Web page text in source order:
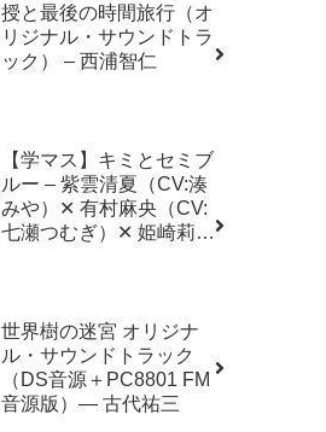
授と最後の時間旅行（オ
リジナル・サウンドトラ
ック） – 西浦智仁
【学マス】キミとセミブ
ルー – 紫雲清夏（CV:湊
みや）✕ 有村麻央（CV:
七瀬つむぎ）✕ 姫崎莉波
ドルマスター（初星学
園）
世界樹の迷宮 オリジナ
ル・サウンドトラック
（DS音源＋PC8801 FM
音源版）― 古代祐三